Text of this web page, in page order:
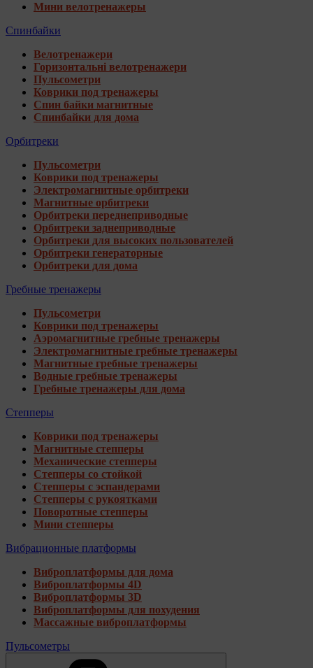
Мини велотренажеры
Спинбайки
Велотренажери
Горизонтальні велотренажери
Пульсометри
Коврики под тренажеры
Спин байки магнитные
Спинбайки для дома
Орбитреки
Пульсометри
Коврики под тренажеры
Электромагнитные орбитреки
Магнитные орбитреки
Орбитреки переднеприводные
Орбитреки заднеприводные
Орбитреки для высоких пользователей
Орбитреки генераторные
Орбитреки для дома
Гребные тренажеры
Пульсометри
Коврики под тренажеры
Аэромагнитные гребные тренажеры
Электромагнитные гребные тренажеры
Магнитные гребные тренажеры
Водные гребные тренажеры
Гребные тренажеры для дома
Степперы
Коврики под тренажеры
Магнитные степперы
Механические степперы
Степперы со стойкой
Степперы с эспандерами
Степперы с рукоятками
Поворотные степперы
Мини степперы
Вибрационные платформы
Виброплатформы для дома
Виброплатформы 4D
Виброплатформы 3D
Виброплатформы для похудения
Массажные виброплатформы
Пульсометры